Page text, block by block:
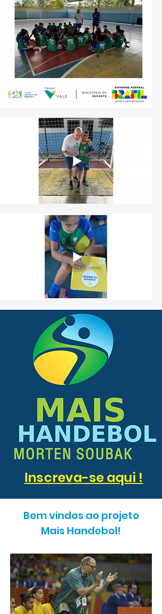
Inscreva-se aqui !
Bem vindos ao projeto
Mais Handebol!